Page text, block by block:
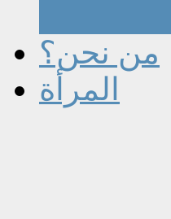
من نحن؟
المرأة